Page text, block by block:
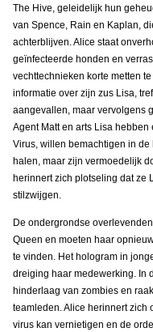
The Hive, geleidelijk hun
van Spence, Rain en Kaplan,
achterblijven. Alice staat
geïnfecteerde honden en
vechttechnieken korte metten
informatie over zijn zus Lisa,
aangevallen, maar vervolgens
Agent Matt en arts Lisa
Virus, willen bemachtigen in
halen, maar zijn vermoedelijk
herinnert zich plotseling dat ze
stilzwijgen.
De ondergrondse
Queen en moeten haar
te vinden. Het hologram in
dreiging haar medewerking. In
hinderlaag van zombies en
teamleden. Alice herinnert zich
virus kan vernietigen en de